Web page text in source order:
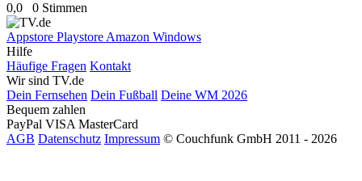
0,0 0 Stimmen
Appstore Playstore Amazon Windows
Hilfe
Häufige Fragen Kontakt
Wir sind TV.de
Dein Fernsehen Dein Fußball Deine WM 2026
Bequem zahlen
PayPal VISA MasterCard
AGB Datenschutz Impressum © Couchfunk GmbH 2011 - 2026